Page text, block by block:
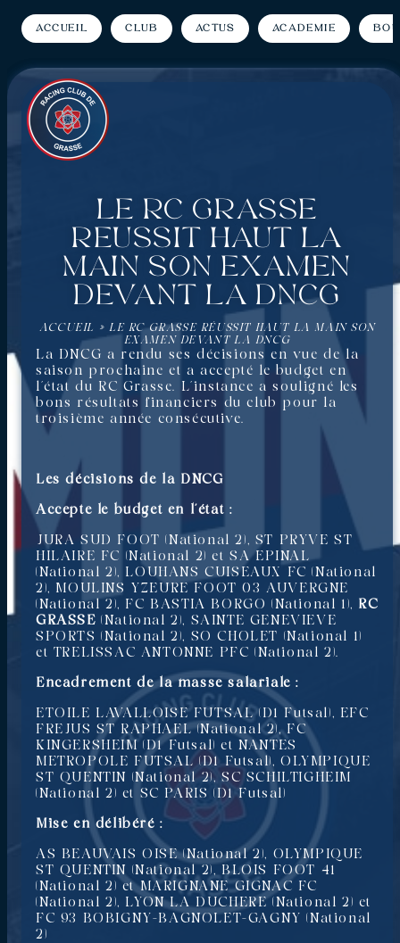
Accueil Club Actus Académie
Le RC Grasse
réussit haut la
main son examen
devant la DNCG
ACCUEIL » LE RC GRASSE RÉUSSIT HAUT LA MAIN SON
EXAMEN DEVANT LA DNCG
La DNCG a rendu ses décisions en vue de la
saison prochaine et a accepté le budget en
l’état du RC Grasse. L’instance a souligné les
bons résultats financiers du club pour la
troisième année consécutive.
Les décisions de la DNCG
Accepte le budget en l’état :
JURA SUD FOOT (National 2), ST PRYVE ST
HILAIRE FC (National 2) et SA EPINAL
(National 2), LOUHANS CUISEAUX FC (National
2), MOULINS YZEURE FOOT 03 AUVERGNE
(National 2), FC BASTIA BORGO (National 1), RC
GRASSE (National 2), SAINTE GENEVIEVE
SPORTS (National 2), SO CHOLET (National 1)
et TRELISSAC ANTONNE PFC (National 2).
Encadrement de la masse salariale :
ETOILE LAVALLOISE FUTSAL (D1 Futsal), EFC
FREJUS ST RAPHAEL (National 2), FC
KINGERSHEIM (D1 Futsal) et NANTES
METROPOLE FUTSAL (D1 Futsal), OLYMPIQUE
ST QUENTIN (National 2), SC SCHILTIGHEIM
(National 2) et SC PARIS (D1 Futsal)
Mise en délibéré :
AS BEAUVAIS OISE (National 2), OLYMPIQUE
ST QUENTIN (National 2), BLOIS FOOT 41
(National 2) et MARIGNANE GIGNAC FC
(National 2), LYON LA DUCHERE (National 2) et
FC 93 BOBIGNY-BAGNOLET-GAGNY (National
2)